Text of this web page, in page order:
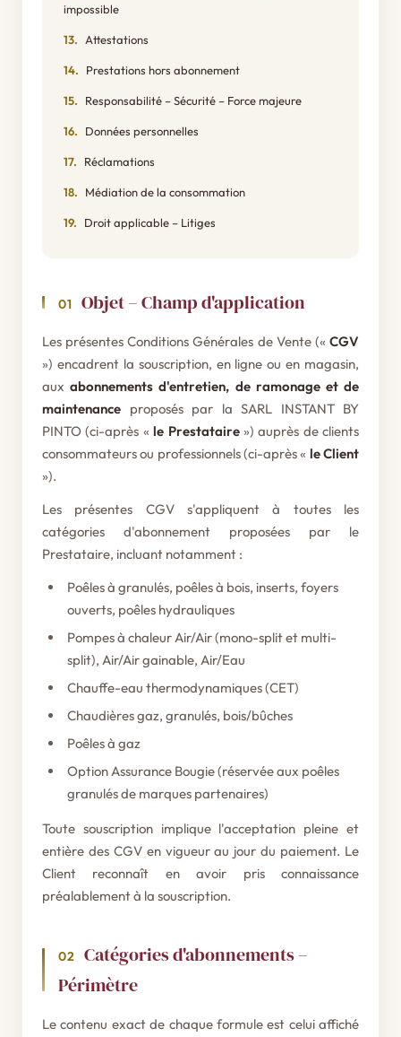
impossible
Attestations
Prestations hors abonnement
Responsabilité – Sécurité – Force majeure
Données personnelles
Réclamations
Médiation de la consommation
Droit applicable – Litiges
01 Objet – Champ d'application
Les présentes Conditions Générales de Vente (« CGV
») encadrent la souscription, en ligne ou en magasin,
auxabonnements d'entretien, de ramonage et de
maintenance proposés par la SARL INSTANT BY
PINTO (ci-après «le Prestataire») auprès de clients
consommateurs ou professionnels (ci-après « le Client
»).
Les présentes CGV s'appliquent à toutes les
catégories d'abonnement proposées par le
Prestataire, incluant notamment :
Poêles à granulés, poêles à bois, inserts, foyers
ouverts, poêles hydrauliques
Pompes à chaleur Air/Air (mono-split et multi-
split), Air/Air gainable, Air/Eau
Chauffe-eau thermodynamiques (CET)
Chaudières gaz, granulés, bois/bûches
Poêles à gaz
Option Assurance Bougie (réservée aux poêles
granulés de marques partenaires)
Toute souscription implique l'acceptation pleine et
entière des CGV en vigueur au jour du paiement. Le
Client reconnaît en avoir pris connaissance
préalablement à la souscription.
02
Catégories d'abonnements –
Périmètre
Le contenu exact de chaque formule est celui affiché